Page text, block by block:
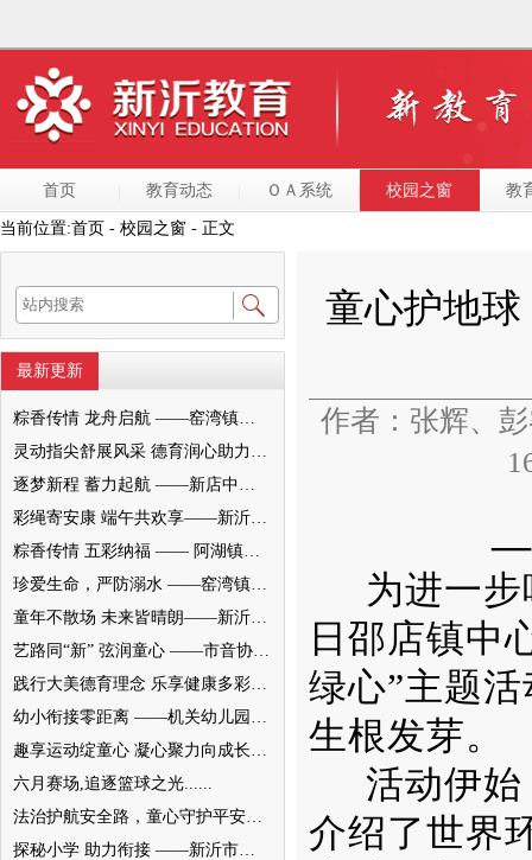
首页 教育动态 ＯＡ系统 校园之窗 教
当前位置:首页 - 校园之窗 - 正文
最新更新
粽香传情 龙舟启航 ——窑湾镇中心幼儿园中班开展端午节赛龙舟活动
灵动指尖舒展风采 德育润心助力成长——墨河中心小学举行五年级桌面操展示活动
逐梦新程 蓄力起航 ——新店中学举行八升九成长奋进仪式
彩绳寄安康 端午共欢享——新沂市合沟镇中心幼儿园开展端午节活动
粽香传情 五彩纳福 —— 阿湖镇墩新小学开展端午主题民俗活动
珍爱生命，严防溺水 ——窑湾镇王楼幼儿园开展防溺水安全演练活动
童年不散场 未来皆晴朗——新沂市合沟镇中心幼儿园举行大班毕业典礼活动
艺路同“新” 弦润童心 ——市音协二胡美育活动走进新店中学
践行大美德育理念 乐享健康多彩童年
幼小衔接零距离 ——机关幼儿园大班萌娃“探秘”小学初体验
趣享运动绽童心 凝心聚力向成长——记高流镇中心小学趣味运动会
六月赛场,追逐篮球之光......
法治护航安全路，童心守护平安园——窑湾镇中心幼儿园开展“安全生产月”系列活动
探秘小学 助力衔接 ——新沂市新安幼儿园开展幼小衔接活动
童心护地
作者：张辉、
为进一
日邵店镇中
绿心”主题
生根发芽。
活动伊
介绍了世界